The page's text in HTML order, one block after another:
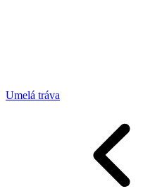
Umelá tráva